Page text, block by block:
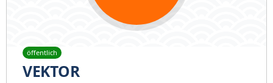
öffentlich
VEKTOR